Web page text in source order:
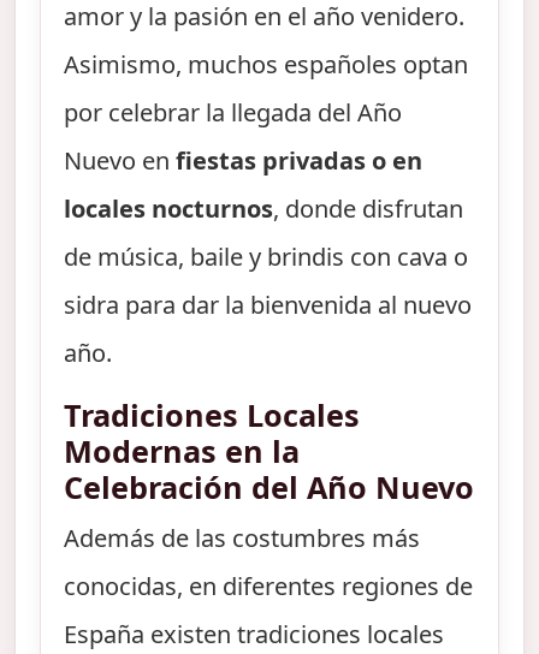
amor y la pasión en el año venidero.
Asimismo, muchos españoles optan
por celebrar la llegada del Año
Nuevo enfiestas privadas o en
locales nocturnos, donde disfrutan
de música, baile y brindis con cava o
sidra para dar la bienvenida al nuevo
año.
Tradiciones Locales
Modernas en la
Celebración del Año Nuevo
Además de las costumbres más
conocidas, en diferentes regiones de
España existen tradiciones locales